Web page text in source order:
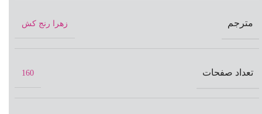
مترجم زهرا رنج کش
تعداد صفحات 160